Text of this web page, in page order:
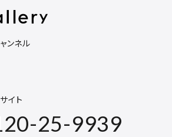
ンネル
イト
25-9939